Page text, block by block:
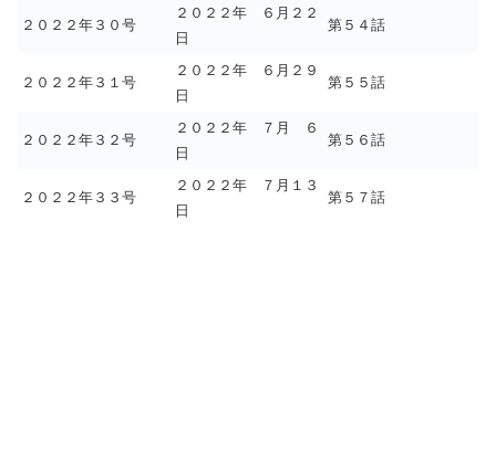
２０２２年３０号
２０２２年 ６月２２
日
第５４話
２０２２年３１号
２０２２年 ６月２９
日
第５５話
２０２２年３２号
２０２２年 ７月 ６
日
第５６話
２０２２年３３号
２０２２年 ７月１３
日
第５７話